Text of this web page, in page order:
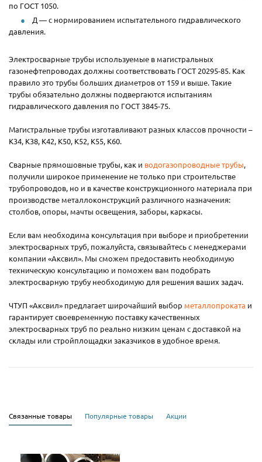
по ГОСТ 1050.
Д — с нормированием испытательного гидравлического
давления.
Электросварные трубы используемые в магистральных
газонефтепроводах должны соответствовать ГОСТ 20295-85. Как
правило это трубы больших диаметров от 159 и выше. Такие
трубы обязательно должны подвергаются испытаниям
гидравлического давления по ГОСТ 3845-75.
Магистральные трубы изготавливают разных классов прочности –
К34, К38, К42, К50, К52, К55, К60.
Сварные прямошовные трубы, как и водогазопроводные трубы,
получили широкое применение не только при строительстве
трубопроводов, но и в качестве конструкционного материала при
производстве металлоконструкций различного назначения:
столбов, опоры, мачты освещения, заборы, каркасы.
Если вам необходима консультация при выборе и приобретении
электросварных труб, пожалуйста, связывайтесь с менеджерами
компании «Аксвил». Мы сможем предоставить необходимую
техническую консультацию и поможем вам подобрать
электросварную трубу необходимую для решения ваших задач.
ЧТУП «Аксвил» предлагает широчайший выбор металлопроката и
гарантирует своевременную поставку качественных
электросварных труб по реально низким ценам с доставкой на
склады или стройплощадки заказчиков в удобное время.
Связанные товары Популярные товары Акции